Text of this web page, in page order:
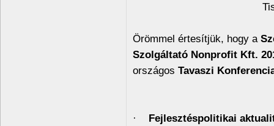
Örömmel értesítjük, hogy a
Szolgáltató Nonprofit Kft.
országos Tavaszi
·
Fejlesztéspolitikai